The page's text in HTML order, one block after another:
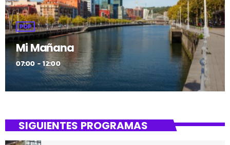
POP
Mi Mañana
07:00 - 12:00
SIGUIENTES PROGRAMAS